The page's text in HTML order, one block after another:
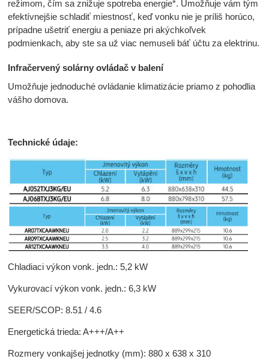
režimom, čím sa znižuje spotreba energie*. Umožňuje vám tým
efektívnejšie schladiť miestnosť, keď vonku nie je príliš horúco,
prípadne ušetriť energiu a peniaze pri akýchkoľvek
podmienkach, aby ste sa už viac nemuseli báť účtu za elektrinu.
Infračervený solárny ovládač v balení
Umožňuje jednoduché ovládanie klimatizácie priamo z pohodlia
vášho domova.
Technické údaje:
Chladiaci výkon vonk. jedn.: 5,2 kW
Vykurovací výkon vonk. jedn.: 6,3 kW
SEER/SCOP: 8.51 / 4.6
Energetická trieda: A+++/A++
Rozmery vonkajšej jednotky (mm): 880 x 638 x 310